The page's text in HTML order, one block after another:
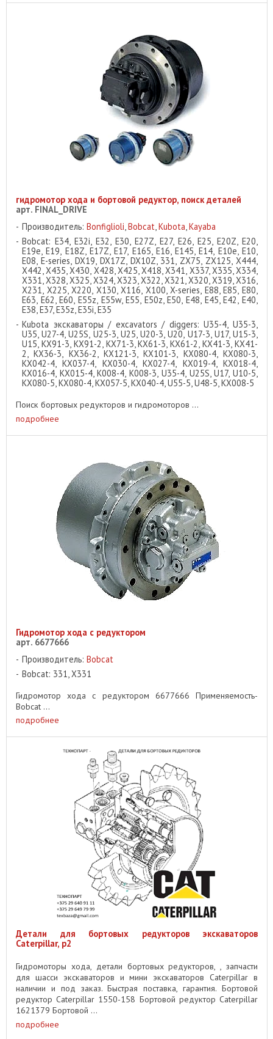
гидромотор хода и бортовой редуктор, поиск деталей
арт. FINAL_DRIVE
Производитель: Bonfiglioli,Bobcat,Kubota,Kayaba
Bobcat: E34, E32i, E32, E30, E27Z, E27, E26, E25, E20Z, E20,
E19e, E19, E18Z, E17Z, E17, E165, E16, E145, E14, E10e, E10,
E08, E-series, DX19, DX17Z, DX10Z, 331, ZX75, ZX125, X444,
X442, X435, X430, X428, X425, X418, X341, X337, X335, X334,
X331, X328, X325, X324, X323, X322, X321, X320, X319, X316,
X231, X225, X220, X130, X116, X100, X-series, E88, E85, E80,
E63, E62, E60, E55z, E55w, E55, E50z, E50, E48, E45, E42, E40,
E38, E37, E35z, E35i, E35
Kubota экскаваторы / excavators / diggers: U35-4, U35-3,
U35, U27-4, U25S, U25-3, U25, U20-3, U20, U17-3, U17, U15-3,
U15, KX91-3, KX91-2, KX71-3, KX61-3, KX61-2, KX41-3, KX41-
2, KX36-3, KX36-2, KX121-3, KX101-3, KX080-4, KX080-3,
KX042-4, KX037-4, KX030-4, KX027-4, KX019-4, KX018-4,
KX016-4, KX015-4, K008-4, K008-3, U35-4, U25S, U17, U10-5,
KX080-5, KX080-4, KX057-5, KX040-4, U55-5, U48-5, KX008-5
Поиск бортовых редукторов и гидромоторов ...
подробнее
Гидромотор хода с редуктором
арт. 6677666
Производитель: Bobcat
Bobcat: 331, X331
Гидромотор хода с редуктором 6677666 Применяемость-
Bobcat ...
подробнее
Детали для бортовых редукторов экскаваторов
Caterpillar, p2
Гидромоторы хода, детали бортовых редукторов, , запчасти
для шасси экскаваторов и мини экскаваторов Caterpillar в
наличии и под заказ. Быстрая поставка, гарантия. Бортовой
редуктор Caterpillar 1550-158 Бортовой редуктор Caterpillar
1621379 Бортовой ...
подробнее